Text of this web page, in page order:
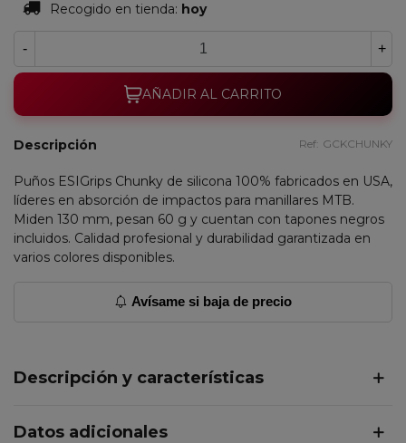
Recogido en tienda: hoy
- +
AÑADIR AL CARRITO
Descripción Ref: GCKCHUNKY
Puños ESIGrips Chunky de silicona 100% fabricados en USA,
líderes en absorción de impactos para manillares MTB.
Miden 130 mm, pesan 60 g y cuentan con tapones negros
incluidos. Calidad profesional y durabilidad garantizada en
varios colores disponibles.
Avísame si baja de precio
Descripción y características
Datos adicionales